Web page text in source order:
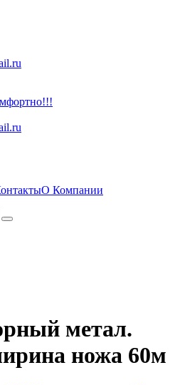
О Компании
метал.
ножа 60м